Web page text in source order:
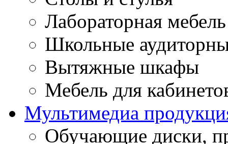
Лабораторная мебель
Школьные
Вытяжные шкафы
Мебель для
Мультимедиа
Обучающие диски,